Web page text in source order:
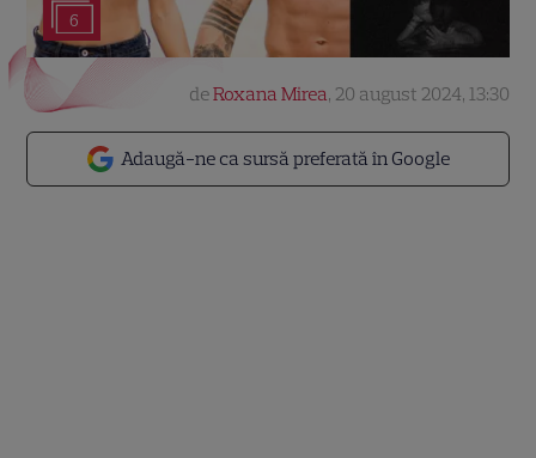
6
Adaugă-ne ca sursă preferată în Google
deRoxana Mirea, 20 august 2024, 13:30